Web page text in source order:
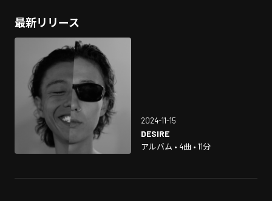
最新リリース
2024-11-15
DESIRE
アルバム • 4曲 • 11分